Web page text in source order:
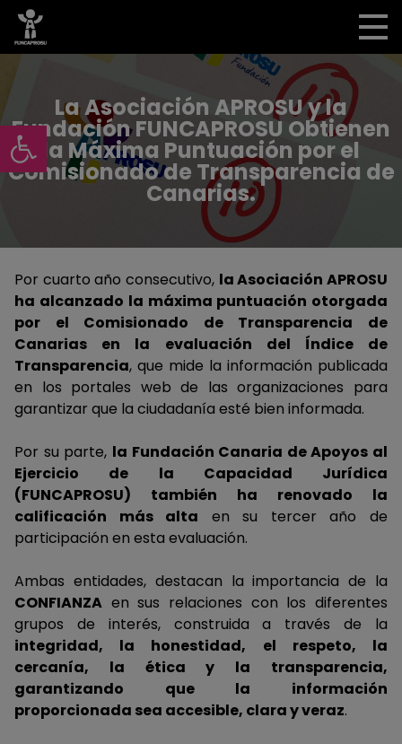
Abrir barra de herramientas
La Asociación APROSU y la
Fundación FUNCAPROSU Obtienen
la Máxima Puntuación por el
Comisionado de Transparencia de
Canarias.
Por cuarto año consecutivo, la Asociación APROSU
ha alcanzado la máxima puntuación otorgada
por el Comisionado de Transparencia de
Canarias en la evaluación del Índice de
Transparencia, que mide la información publicada
en los portales web de las organizaciones para
garantizar que la ciudadanía esté bien informada.
Por su parte, la Fundación Canaria de Apoyos al
Ejercicio de la Capacidad Jurídica
(FUNCAPROSU) también ha renovado la
calificación más alta en su tercer año de
participación en esta evaluación.
Ambas entidades, destacan la importancia de la
CONFIANZA en sus relaciones con los diferentes
grupos de interés, construida a través de la
integridad, la honestidad, el respeto, la
cercanía, la ética y la transparencia,
garantizando que la información
proporcionada sea accesible, clara y veraz.